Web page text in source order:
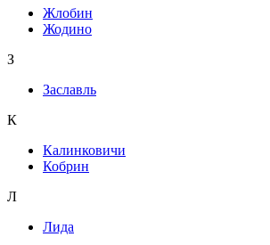
Жлобин
Жодино
З
Заславль
К
Калинковичи
Кобрин
Л
Лида